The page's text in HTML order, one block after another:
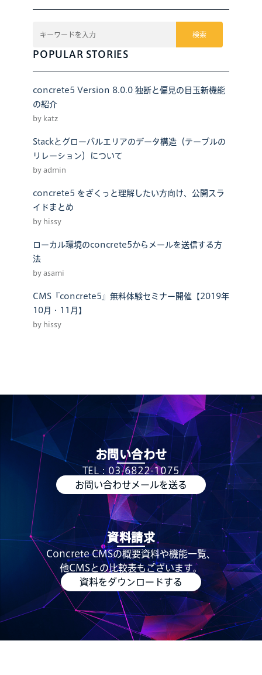
検索
POPULAR STORIES
concrete5 Version 8.0.0 独断と偏見の目玉新機能
の紹介
by katz
Stackとグローバルエリアのデータ構造（テーブルの
リレーション）について
by admin
concrete5 をざくっと理解したい方向け、公開スラ
イドまとめ
by hissy
ローカル環境のconcrete5からメールを送信する方
法
by asami
CMS『concrete5』無料体験セミナー開催【2019年
10月・11月】
by hissy
お問い合わせ
TEL：03-6822-1075
お問い合わせメールを送る
資料請求
Concrete CMSの概要資料や機能一覧、
他CMSとの比較表もございます。
資料をダウンロードする